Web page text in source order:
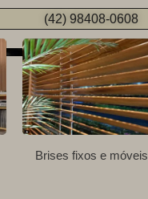
(42) 98408-0608
Brises fixos e móveis